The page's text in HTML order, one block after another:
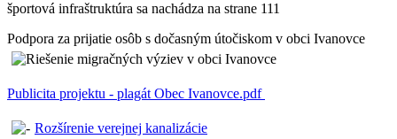
športová infraštruktúra sa nachádza na strane 111
Podpora za prijatie osôb s dočasným útočiskom v obci Ivanovce
Publicita projektu - plagát Obec Ivanovce.pdf
Rozšírenie verejnej kanalizácie